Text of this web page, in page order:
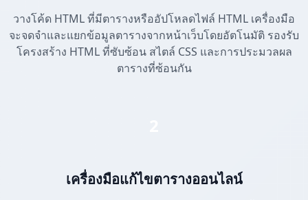
วางโค้ด HTML ที่มีตารางหรืออัปโหลดไฟล์ HTML เครื่องมือ
จะจดจำและแยกข้อมูลตารางจากหน้าเว็บโดยอัตโนมัติ รองรับ
โครงสร้าง HTML ที่ซับซ้อน สไตล์ CSS และการประมวลผล
ตารางที่ซ้อนกัน
เครื่องมือแก้ไขตารางออนไลน์